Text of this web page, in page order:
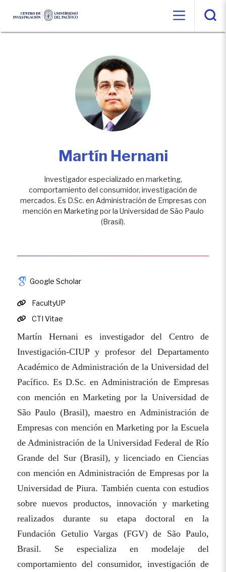
Martín Hernani
Investigador especializado en marketing,
comportamiento del consumidor, investigación de
mercados. Es D.Sc. en Administración de Empresas con
mención en Marketing por la Universidad de São Paulo
(Brasil).
Google Scholar
FacultyUP
CTI Vitae
Martín Hernani es investigador del Centro de
Investigación-CIUP y profesor del Departamento
Académico de Administración de la Universidad del
Pacífico. Es D.Sc. en Administración de Empresas
con mención en Marketing por la Universidad de
São Paulo (Brasil), maestro en Administración de
Empresas con mención en Marketing por la Escuela
de Administración de la Universidad Federal de Río
Grande del Sur (Brasil), y licenciado en Ciencias
con mención en Administración de Empresas por la
Universidad de Piura. También cuenta con estudios
sobre nuevos productos, innovación y marketing
realizados durante su etapa doctoral en la
Fundación Getulio Vargas (FGV) de São Paulo,
Brasil. Se especializa en modelaje del
comportamiento del consumidor, investigación de